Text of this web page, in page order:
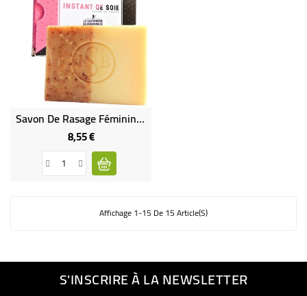
Savon De Rasage Féminin "Instant De Soie" Bio
8,55 €Prix
Affichage 1-15 De 15 Article(s)
S'INSCRIRE À LA NEWSLETTER